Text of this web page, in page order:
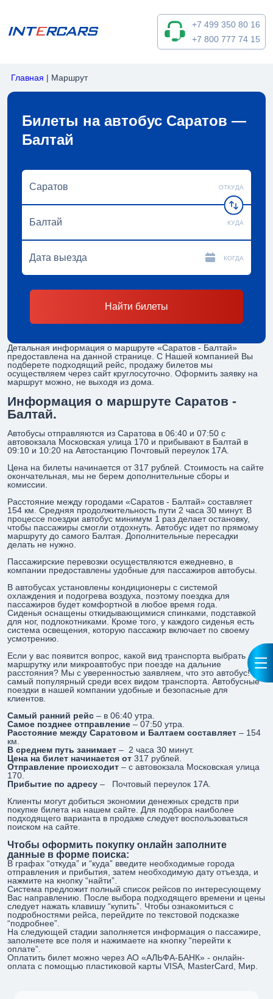
+7 499 350 80 16
+7 800 777 74 15
Главная | Маршрут
Билеты на автобус Саратов —
Балтай
ОТКУДА
КУДА
КОГДА
Найти билеты
Детальная информация о маршруте «Саратов - Балтай»
предоставлена на данной странице. С Нашей компанией Вы
подберете подходящий рейс, продажу билетов мы
осуществляем через сайт круглосуточно. Оформить заявку на
маршрут можно, не выходя из дома.
Информация о маршруте Саратов -
Балтай.
Автобусы отправляются из Саратова в 06:40 и 07:50 с
автовокзала Московская улица 170 и прибывают в Балтай в
09:10 и 10:20 на Автостанцию Почтовый переулок 17А.
Цена на билеты начинается от 317 рублей. Стоимость на сайте
окончательная, мы не берем дополнительные сборы и
комиссии.
Расстояние между городами «Саратов - Балтай» составляет
154 км. Средняя продолжительность пути 2 часа 30 минут. В
процессе поездки автобус минимум 1 раз делает остановку,
чтобы пассажиры смогли отдохнуть. Автобус идет по прямому
маршруту до самого Балтая. Дополнительные пересадки
делать не нужно.
Пассажирские перевозки осуществляются ежедневно, в
компании предоставлены удобные для пассажиров автобусы.
В автобусах установлены кондиционеры с системой
охлаждения и подогрева воздуха, поэтому поездка для
пассажиров будет комфортной в любое время года.
Сиденья оснащены откидывающимися спинками, подставкой
для ног, подлокотниками. Кроме того, у каждого сиденья есть
система освещения, которую пассажир включает по своему
усмотрению.
Если у вас появится вопрос, какой вид транспорта выбрать
маршрутку или микроавтобус при поезде на дальние
расстояния? Мы с уверенностью заявляем, что это автобус! Он
самый популярный среди всех видом транспорта. Автобусные
поездки в нашей компании удобные и безопасные для
клиентов.
Самый ранний рейс – в 06:40 утра.
Самое позднее отправление – 07:50 утра.
Расстояние между Саратовом и Балтаем составляет – 154
км.
В среднем путь занимает – 2 часа 30 минут.
Цена на билет начинается от 317 рублей.
Отправление происходит – с автовокзала Московская улица
170.
Прибытие по адресу – Почтовый переулок 17А.
Клиенты могут добиться экономии денежных средств при
покупке билета на нашем сайте. Для подбора наиболее
подходящего варианта в продаже следует воспользоваться
поиском на сайте.
Чтобы оформить покупку онлайн заполните
данные в форме поиска:
В графах “откуда” и “куда” введите необходимые города
отправления и прибытия, затем необходимую дату отъезда, и
нажмите на кнопку “найти”.
Система предложит полный список рейсов по интересующему
Вас направлению. После выбора подходящего времени и цены
следует нажать клавишу “купить”. Чтобы ознакомиться с
подробностями рейса, перейдите по текстовой подсказке
“подробнее”.
На следующей стадии заполняется информация о пассажире,
заполняете все поля и нажимаете на кнопку “перейти к
оплате”.
Оплатить билет можно через АО «АЛЬФА-БАНК» - онлайн-
оплата с помощью пластиковой карты VISA, MasterCard, Мир.